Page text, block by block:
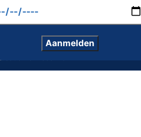
© | Alle rechten voorbehouden
De Websmid
Voorwaarden | Privacy
Aanmelden